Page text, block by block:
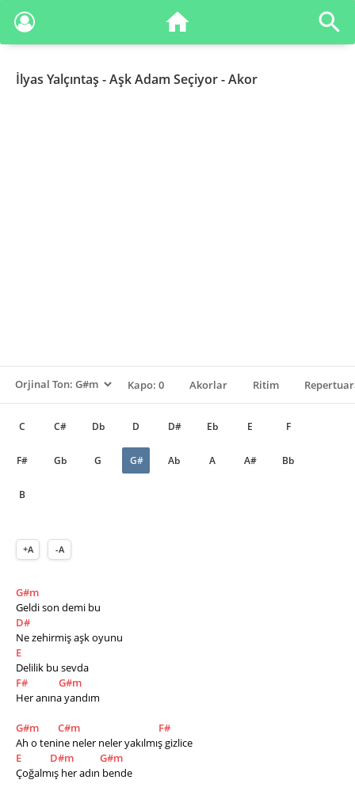
İlyas Yalçıntaş - Aşk Adam Seçiyor - Akor
Kapo: 0 Akorlar Ritim
C C# Db D D# Eb E F
F# Gb G G# Ab A A# Bb
B
+A -A
G#m
Geldi son demi bu
D#
Ne zehirmiş aşk oyunu
E
Delilik bu sevda
F#
G#m
Her anına yandım
G#m C#m
F#
Ah o tenine neler neler yakılmış gizlice
E
D#m
G#m
Çoğalmış her adın bende